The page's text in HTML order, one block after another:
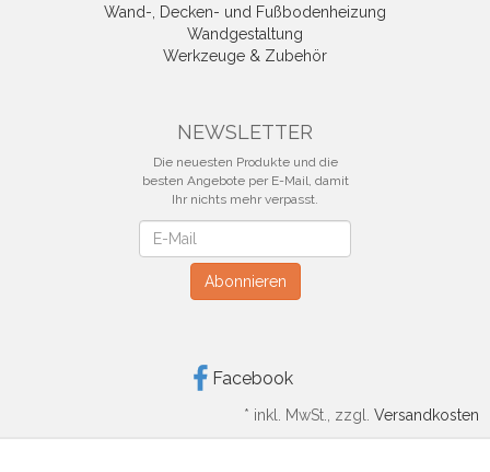
Wand-, Decken- und Fußbodenheizung
Wandgestaltung
Werkzeuge & Zubehör
NEWSLETTER
Die neuesten Produkte und die
besten Angebote per E-Mail, damit
Ihr nichts mehr verpasst.
Abonnieren
Facebook
* inkl. MwSt., zzgl. Versandkosten